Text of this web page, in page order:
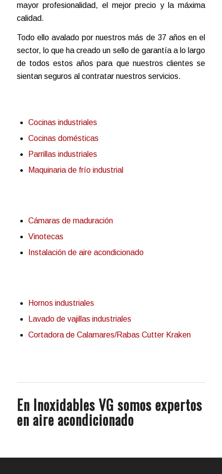
mayor profesionalidad, el mejor precio y la máxima
calidad.
Todo ello avalado por nuestros más de 37 años en el
sector, lo que ha creado un sello de garantía a lo largo
de todos estos años para que nuestros clientes se
sientan seguros al contratar nuestros servicios.
Cocinas industriales
Cocinas domésticas
Parrillas industriales
Maquinaria de frío industrial
Cámaras de maduración
Vinotecas
Instalación de aire acondicionado
Hornos industriales
Lavado de vajillas industriales
Cortadora de Calamares/Rabas Cutter Kraken
En Inoxidables VG somos expertos
en aire acondicionado